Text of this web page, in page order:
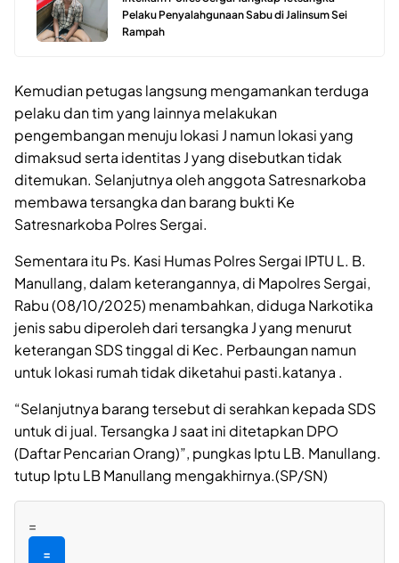
Pelaku Penyalahgunaan Sabu di Jalinsum Sei
Rampah
Kemudian petugas langsung mengamankan terduga
pelaku dan tim yang lainnya melakukan
pengembangan menuju lokasi J namun lokasi yang
dimaksud serta identitas J yang disebutkan tidak
ditemukan. Selanjutnya oleh anggota Satresnarkoba
membawa tersangka dan barang bukti Ke
Satresnarkoba Polres Sergai.
Sementara itu Ps. Kasi Humas Polres Sergai IPTU L. B.
Manullang, dalam keterangannya, di Mapolres Sergai,
Rabu (08/10/2025) menambahkan, diduga Narkotika
jenis sabu diperoleh dari tersangka J yang menurut
keterangan SDS tinggal di Kec. Perbaungan namun
untuk lokasi rumah tidak diketahui pasti.katanya .
“Selanjutnya barang tersebut di serahkan kepada SDS
untuk di jual. Tersangka J saat ini ditetapkan DPO
(Daftar Pencarian Orang)”, pungkas Iptu LB. Manullang.
tutup Iptu LB Manullang mengakhirnya.(SP/SN)
=
=